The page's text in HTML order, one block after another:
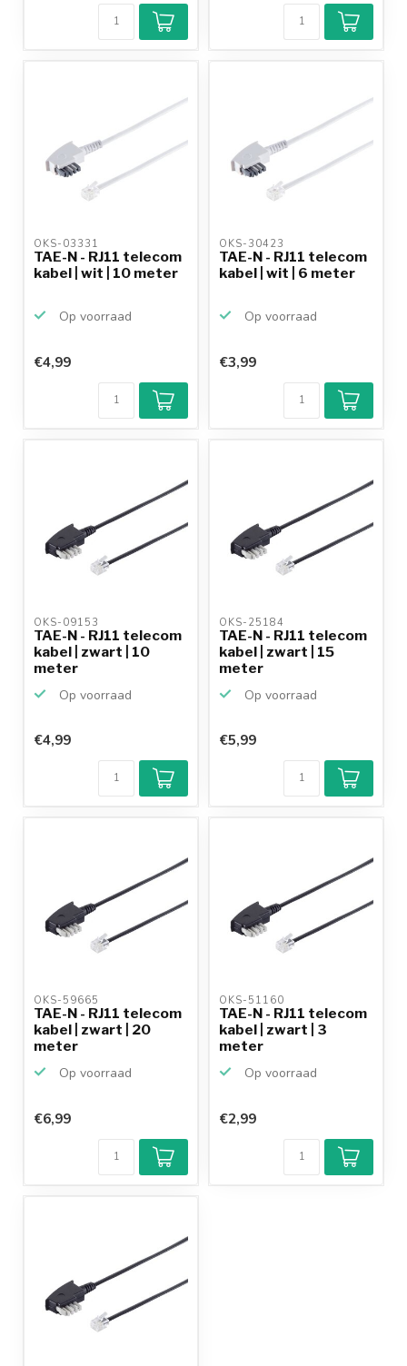
9,2/10
Achteraf
betalen mogelijk
OKS-03331
TAE-N - RJ11 telecom
kabel | wit | 10 meter
Op voorraad
€4,99
OKS-30423
TAE-N - RJ11 telecom
kabel | wit | 6 meter
Op voorraad
€3,99
OKS-09153
TAE-N - RJ11 telecom
kabel | zwart | 10
meter
Op voorraad
€4,99
OKS-25184
TAE-N - RJ11 telecom
kabel | zwart | 15
meter
Op voorraad
€5,99
OKS-59665
TAE-N - RJ11 telecom
kabel | zwart | 20
meter
Op voorraad
€6,99
OKS-51160
TAE-N - RJ11 telecom
kabel | zwart | 3
meter
Op voorraad
€2,99